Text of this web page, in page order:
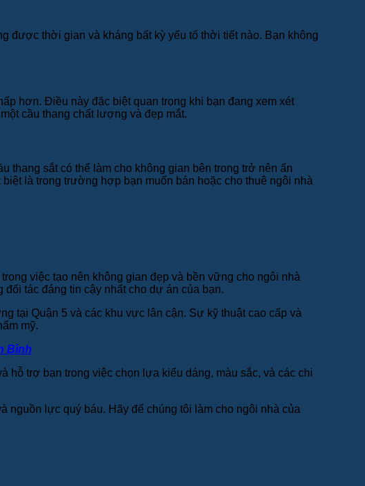
được thời gian và kháng bất kỳ yếu tố thời tiết nào. Bạn không
hơn. Điều này đặc biệt quan trọng khi bạn đang xem xét
cầu thang chất lượng và đẹp mắt.
thang sắt có thể làm cho không gian bên trong trở nên ấn
là trong trường hợp bạn muốn bán hoặc cho thuê ngôi nhà
việc tạo nên không gian đẹp và bền vững cho ngôi nhà
tác đáng tin cậy nhất cho dự án của bạn.
tại Quận 5 và các khu vực lân cận. Sự kỹ thuật cao cấp và
mỹ.
Bình
hỗ trợ bạn trong việc chọn lựa kiểu dáng, màu sắc, và các chi
nguồn lực quý báu. Hãy để chúng tôi làm cho ngôi nhà của